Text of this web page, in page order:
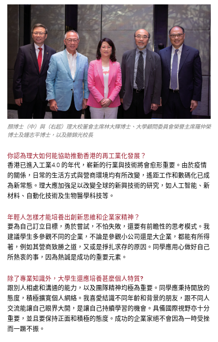
顏博士（中）與（右起）理大校董會主席林大輝博士、大學顧問委員會榮譽主席羅仲榮
博士及鍾志平博士，以及滕錦光校長
你認為理大如何能協助推動香港的再工業化發展？
香港已進入工業4.0 的年代，嶄新的行業與技術將會愈形重要。由於疫情
的關係，日常的生活方式與營商環境均有所改變，遙距工作和數碼化已成
為新常態。理大應加強足以改變全球的新興技術的研究，如人工智能、新
材料、自動化技術及生物醫學科技等。
年輕人怎樣才能培養出創新思維和企業家精神？
要為自己訂立目標，勇於嘗試，不怕失敗，還要有前瞻性的思考模式。我
建議學生多參觀不同的企業，不論是參觀小公司還是大企業，都能有所得
著，例如其營商致勝之道，又或是掙扎求存的原因。同學應用心做好自己
所熱衷的事，因為熱誠是成功的重要元素。
除了專業知識外，大學生還應培養甚麼個人特質?
跟別人相處和溝通的能力，以及團隊精神均極為重要。同學應秉持開放的
態度，積極擴寛個人網絡。我喜愛結識不同年齡和背景的朋友，跟不同人
交流能讓自己眼界大開，是讓自己持續學習的機會。具備國際視野亦十分
重要，並且要保持正面和積極的態度。成功的企業家絕不會因為一時受挫
而一蹶不振。